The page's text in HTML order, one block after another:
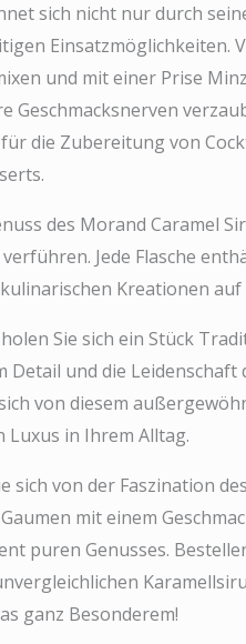
sich nicht nur durch
Einsatzmöglichkeiten.
und mit einer Prise
Geschmacksnerven
die Zubereitung von
des Morand Caramel
Jede Flasche
Kreationen auf
Sie sich ein Stück
Detail und die
von diesem
Luxus in Ihrem Alltag.
sich von der Faszination
mit einem
puren Genusses.
ganz Besonderem!